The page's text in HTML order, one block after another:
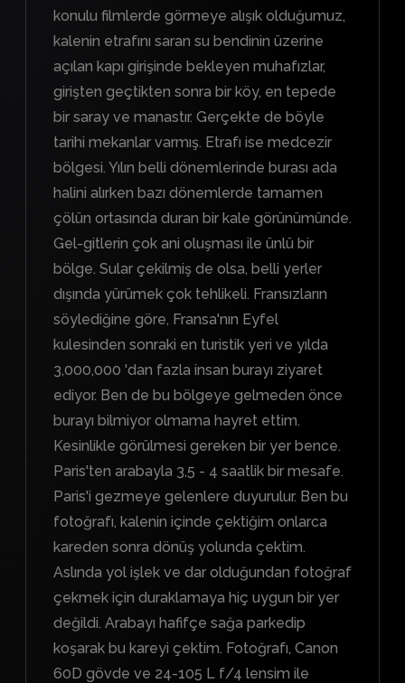
konulu filmlerde görmeye alışık olduğumuz,
kalenin etrafını saran su bendinin üzerine
açılan kapı girişinde bekleyen muhafızlar,
girişten geçtikten sonra bir köy, en tepede
bir saray ve manastır. Gerçekte de böyle
tarihi mekanlar varmış. Etrafı ise medcezir
bölgesi. Yılın belli dönemlerinde burası ada
halini alırken bazı dönemlerde tamamen
çölün ortasında duran bir kale görünümünde.
Gel-gitlerin çok ani oluşması ile ünlü bir
bölge. Sular çekilmiş de olsa, belli yerler
dışında yürümek çok tehlikeli. Fransızların
söylediğine göre, Fransa'nın Eyfel
kulesinden sonraki en turistik yeri ve yılda
3,000,000 'dan fazla insan burayı ziyaret
ediyor. Ben de bu bölgeye gelmeden önce
burayı bilmiyor olmama hayret ettim.
Kesinlikle görülmesi gereken bir yer bence.
Paris'ten arabayla 3,5 - 4 saatlik bir mesafe.
Paris'i gezmeye gelenlere duyurulur. Ben bu
fotoğrafı, kalenin içinde çektiğim onlarca
kareden sonra dönüş yolunda çektim.
Aslında yol işlek ve dar olduğundan fotoğraf
çekmek için duraklamaya hiç uygun bir yer
değildi. Arabayı hafifçe sağa parkedip
koşarak bu kareyi çektim. Fotoğrafı, Canon
60D gövde ve 24-105 L f/4 lensim ile